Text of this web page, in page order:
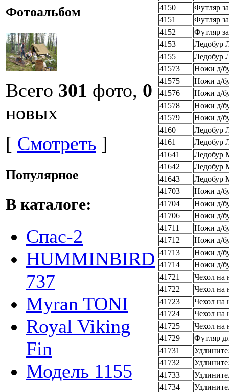
Фотоальбом
Всего 301 фото, 0
новых
[ Смотреть ]
Популярное
В каталоге:
Спас-2
HUMMINBIRD
737
Myran TONI
Royal Viking
Fin
Модель 1155
4150
Футляр
4151
Футляр
4152
Футляр
4153
Ледобур
4155
Ледобур
41573
Ножи д/
41575
Ножи д/
41576
Ножи д/
41578
Ножи д/
41579
Ножи д/
4160
Ледобур
4161
Ледобур
41641
Ледобур
41642
Ледобур
41643
Ледобур
41703
Ножи д/
41704
Ножи д/
41706
Ножи д/
41711
Ножи д/
41712
Ножи д/
41713
Ножи д/
41714
Ножи д/
41721
Чехол на
41722
Чехол на
41723
Чехол на
41724
Чехол на
41725
Чехол на
41729
Футляр
41731
41732
41733
41734